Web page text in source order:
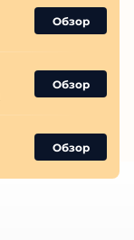
Обзор
Обзор
Обзор